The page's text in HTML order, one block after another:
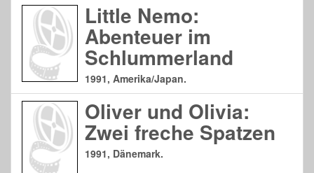
Little Nemo:
Abenteuer im
Schlummerland
1991, Amerika/Japan.
Oliver und Olivia:
Zwei freche Spatzen
1991, Dänemark.